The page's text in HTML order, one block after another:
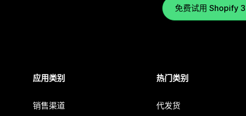
免费试用 Shopify
应用类别
销售渠道
热门类别
代发货